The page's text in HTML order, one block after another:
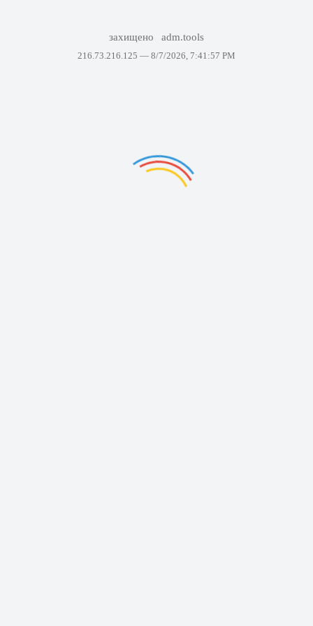
захищено adm.tools
216.73.216.125 — 8/7/2026, 7:41:57 PM